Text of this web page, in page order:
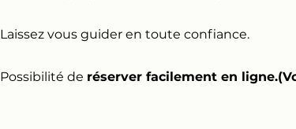
Laissez vous guider en toute confiance.
Possibilité de réserver facilement en